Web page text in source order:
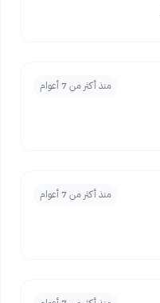
منذ أكثر من 7 أعوام
منذ أكثر من 7 أعوام